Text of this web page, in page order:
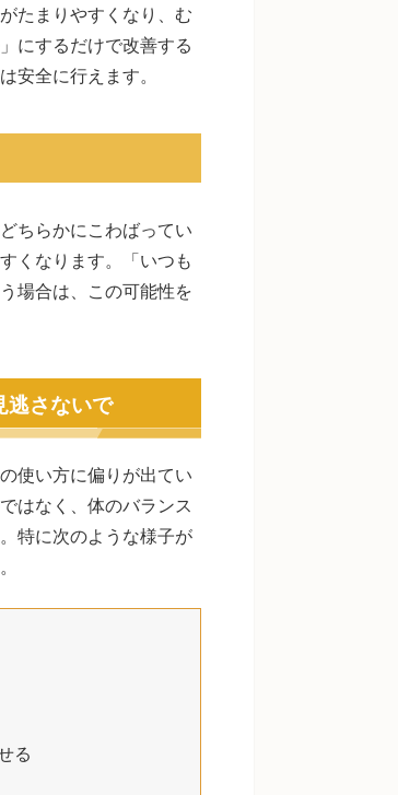
たまりやすくなり、む
にするだけで改善する
安全に行えます。
ちらかにこわばってい
くなります。「いつも
場合は、この可能性を
逃さないで
使い方に偏りが出てい
はなく、体のバランス
特に次のような様子が
る